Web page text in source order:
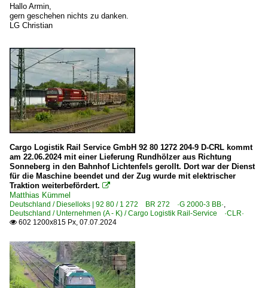
Hallo Armin,
gern geschehen nichts zu danken.
LG Christian
Cargo Logistik Rail Service GmbH 92 80 1272 204-9 D-CRL kommt
am 22.06.2024 mit einer Lieferung Rundhölzer aus Richtung
Sonneberg in den Bahnhof Lichtenfels gerollt. Dort war der Dienst
für die Maschine beendet und der Zug wurde mit elektrischer
Traktion weiterbefördert. 
Matthias Kümmel
Deutschland / Dieselloks | 92 80 / 1 272 BR 272 ·G 2000-3 BB·,
Deutschland / Unternehmen (A - K) / Cargo Logistik Rail-Service ·CLR·
 602 1200x815 Px, 07.07.2024